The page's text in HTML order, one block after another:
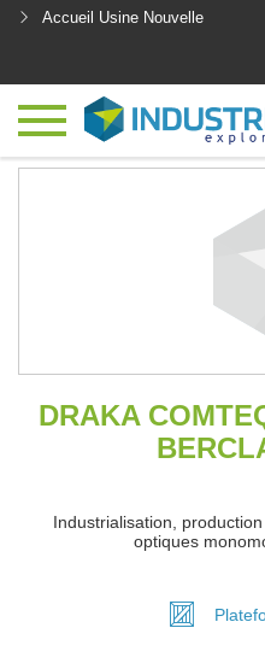
Accueil Usine Nouvelle
DRAKA
Industrialisation,
optiques